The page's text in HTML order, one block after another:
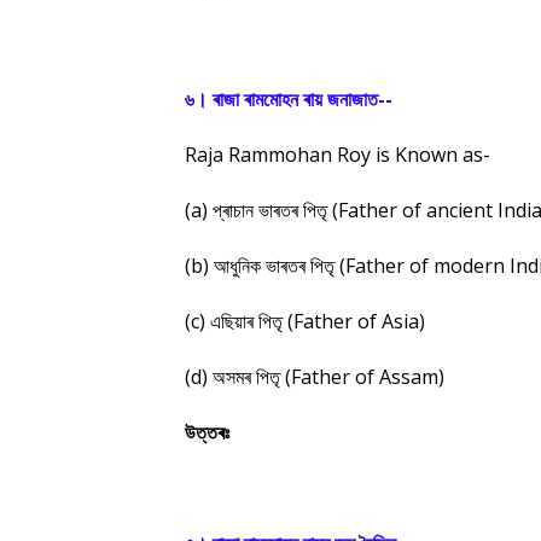
৬। ৰাজা ৰামমোহন ৰায় জনাজাত--
Raja Rammohan Roy is Known as-
(a) প্ৰাচান ভাৰতৰ পিতৃ (Father of ancient
(b) আধুনিক ভাৰতৰ পিতৃ (Father of modern
(c) এছিয়াৰ পিতৃ (Father of Asia)
(d) অসমৰ পিতৃ (Father of Assam)
উত্তৰঃ